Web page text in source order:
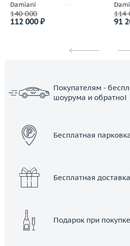
Damiani
140 000
112 000 ₽
114
91
Покупателям -
шоурума и обратно!
Бесплатная
Бесплатная
Подарок при покупке